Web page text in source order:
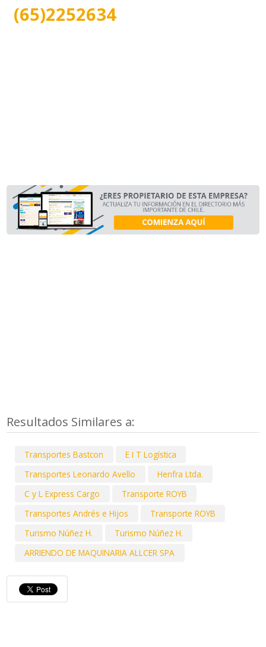
(65)2252634
Resultados Similares a:
Transportes Bastcon
E I T Logística
Transportes Leonardo Avello
Henfra Ltda.
C y L Express Cargo
Transporte ROYB
Transportes Andrés e Hijos
Transporte ROYB
Turismo Núñez H.
Turismo Núñez H.
ARRIENDO DE MAQUINARIA ALLCER SPA